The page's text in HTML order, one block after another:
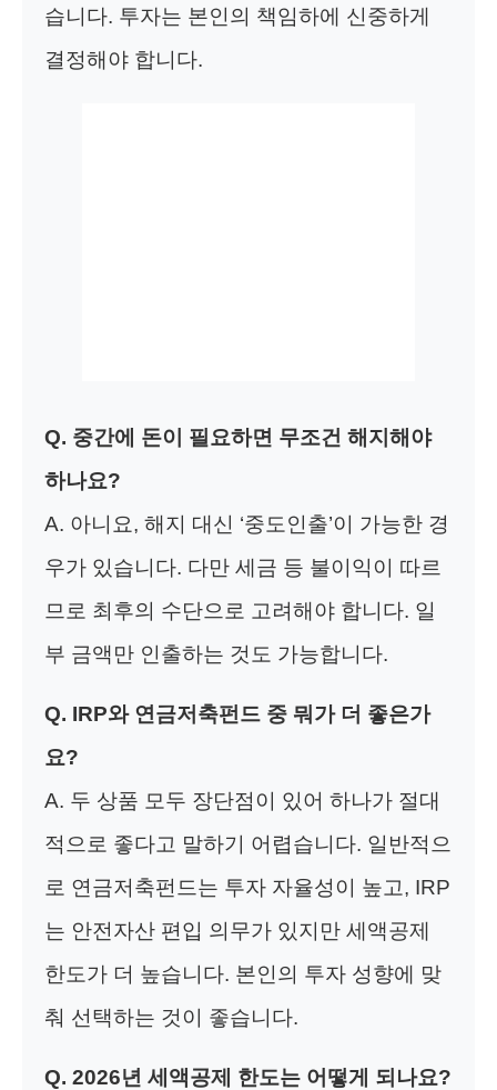
습니다. 투자는 본인의 책임하에 신중하게
결정해야 합니다.
Q. 중간에 돈이 필요하면 무조건 해지해야
하나요?
A. 아니요, 해지 대신 ‘중도인출’이 가능한 경
우가 있습니다. 다만 세금 등 불이익이 따르
므로 최후의 수단으로 고려해야 합니다. 일
부 금액만 인출하는 것도 가능합니다.
Q. IRP와 연금저축펀드 중 뭐가 더 좋은가
요?
A. 두 상품 모두 장단점이 있어 하나가 절대
적으로 좋다고 말하기 어렵습니다. 일반적으
로 연금저축펀드는 투자 자율성이 높고, IRP
는 안전자산 편입 의무가 있지만 세액공제
한도가 더 높습니다. 본인의 투자 성향에 맞
춰 선택하는 것이 좋습니다.
Q. 2026년 세액공제 한도는 어떻게 되나요?